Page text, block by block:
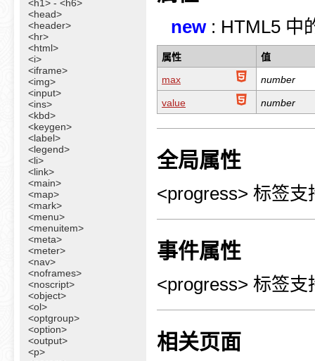
<h1> - <h6>
<head>
<header>
<hr>
<html>
<i>
<iframe>
<img>
<input>
<ins>
<kbd>
<keygen>
<label>
<legend>
<li>
<link>
<main>
<map>
<mark>
<menu>
<menuitem>
<meta>
<meter>
<nav>
<noframes>
<noscript>
<object>
<ol>
<optgroup>
<option>
<output>
<p>
new: HTML5 中
属性
值
max
number
value number
全局属性
<progress> 标签
事件属性
<progress> 标签
相关页面